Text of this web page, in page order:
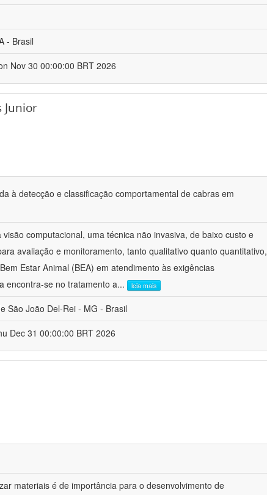
- Brasil
Nov 30 00:00:00 BRT 2026
Junior
à detecção e classificação comportamental de cabras em
computacional, uma técnica não invasiva, de baixo custo e
avaliação e monitoramento, tanto qualitativo quanto quantitativo,
Estar Animal (BEA) em atendimento às exigências
encontra-se no tratamento a... leia mais
São João Del-Rei - MG - Brasil
Dec 31 00:00:00 BRT 2026
materiais é de importância para o desenvolvimento de